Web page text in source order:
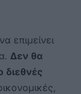
επιμείνει
Δεν θα
διεθνές